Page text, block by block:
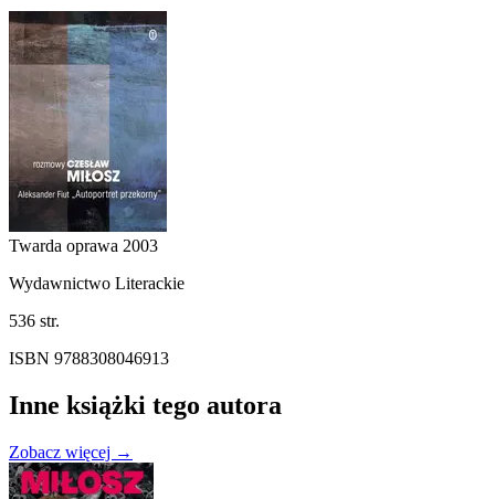
Twarda oprawa 2003
Wydawnictwo Literackie
536 str.
ISBN 9788308046913
Inne książki tego autora
Zobacz więcej →